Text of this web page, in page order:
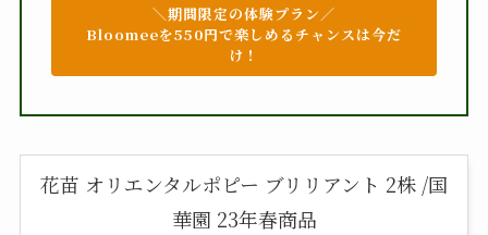
＼期間限定の体験プラン／
Bloomeeを550円で楽しめるチャンスは今だ
け！
花苗 オリエンタルポピー ブリリアント 2株 /国
華園 23年春商品